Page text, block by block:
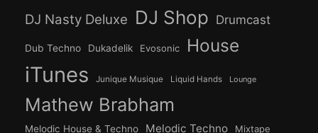
DJ Nasty Deluxe DJ Shop Drumcast
Dub Techno Dukadelik Evosonic House
iTunes Junique Musique Liquid Hands Lounge
Mathew Brabham
Melodic House & Techno Melodic Techno Mixtape